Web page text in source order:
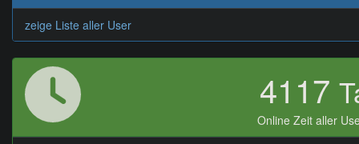
zeige Liste aller User
4117
Online Zeit aller